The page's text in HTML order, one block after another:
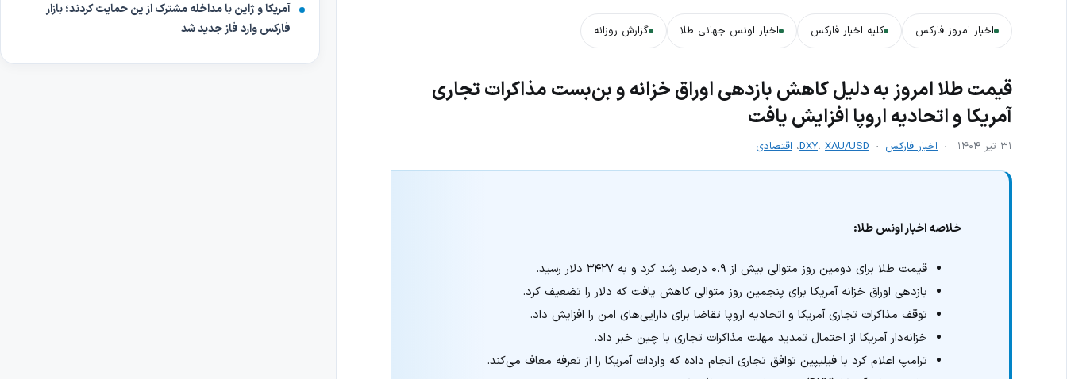
اخبار امروز فارکس کلیه اخبار فارکس اخبار اونس جهانی طلا گزارش روزانه
قیمت طلا امروز به دلیل کاهش بازدهی اوراق خزانه و بن‌بست مذاکرات تجاری
آمریکا و اتحادیه اروپا افزایش یافت
۳۱ تیر ۱۴۰۴ اخبار فارکس DXY، XAU/USD ، اقتصادی
خلاصه اخبار اونس طلا:
قیمت طلا برای دومین روز متوالی بیش از ۰.۹ درصد رشد کرد و به ۳۴۲۷ دلار رسید.
بازدهی اوراق خزانه آمریکا برای پنجمین روز متوالی کاهش یافت که دلار را تضعیف کرد.
توقف مذاکرات تجاری آمریکا و اتحادیه اروپا تقاضا برای دارایی‌های امن را افزایش داد.
خزانه‌دار آمریکا از احتمال تمدید مهلت مذاکرات تجاری با چین خبر داد.
ترامپ اعلام کرد با فیلیپین توافق تجاری انجام داده که واردات آمریکا را از تعرفه معاف می‌کند.
آمریکا و ژاپن با مداخله مشترک از ین حمایت کردند؛ بازار
فارکس وارد فاز جدید شد